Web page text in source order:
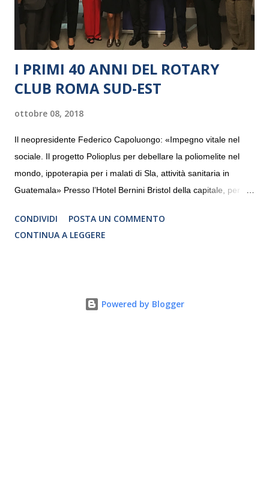
I PRIMI 40 ANNI DEL ROTARY
CLUB ROMA SUD-EST
ottobre 08, 2018
Il neopresidente Federico Capoluongo: «Impegno vitale nel
sociale. Il progetto Polioplus per debellare la poliomelite nel
mondo, ippoterapia per i malati di Sla, attività sanitaria in
Guatemala» Presso l’Hotel Bernini Bristol della capitale, per la
programmazione del Rotary Club Roma Sud-Est che festeggia
i quaranta anni di attività. Un’occasione per raccontare al
riguardano sia il territorio che le missioni all’estero in paesi in
CONDIVIDI
POSTA UN COMMENTO
CONTINUA A LEGGERE
Powered by Blogger